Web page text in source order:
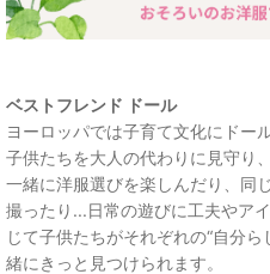
ベストフレンド ドール
ヨーロッパでは子育て文化にドー
子供たちを大人の代わりに見守り
一緒に洋服選びを楽しんだり、同
撮ったり...日常の遊びに工夫やア
じて子供たちがそれぞれの“自分
緒にきっと見つけられます。